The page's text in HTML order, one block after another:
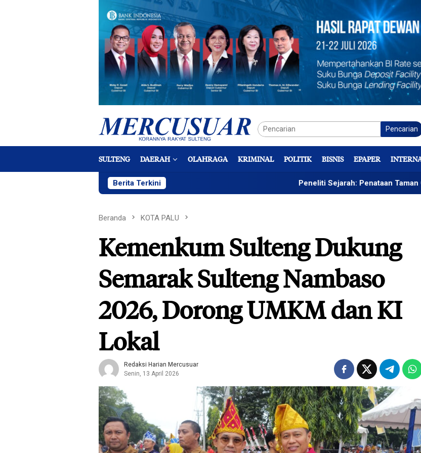
Pencarian
SULTENG DAERAH OLAHRAGA KRIMINAL POLITIK BISNIS EPAPER
Berita Terkini Peneliti Sejarah: Penataan Taman GOR Wajar,
Beranda KOTA PALU
Kemenkum Sulteng Dukung
Semarak Sulteng Nambaso
2026, Dorong UMKM dan KI
Lokal
Redaksi Harian Mercusuar
Senin, 13 April 2026